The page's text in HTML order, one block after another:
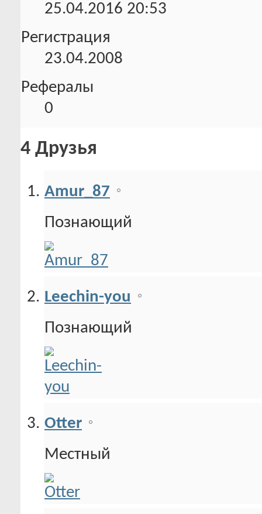
25.04.2016 20:53
Регистрация
23.04.2008
Рефералы
0
4 Друзья
Amur_87
Познающий
Leechin-you
Познающий
Otter
Местный